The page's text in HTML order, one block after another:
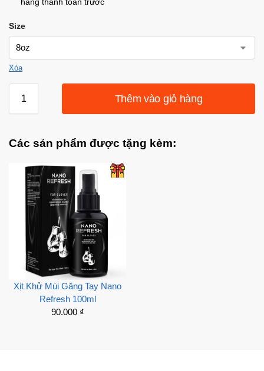
Size
Xóa
Thêm vào giỏ hàng
Các sản phẩm được tặng kèm:
Xịt Khử Mùi Găng Tay Nano
Refresh 100ml
90.000 ₫